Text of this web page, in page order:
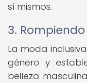
sí mismos.
3.
La moda
género y
belleza